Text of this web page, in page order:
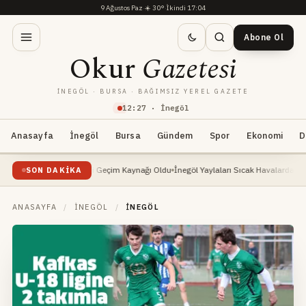
9 Ağustos Paz·☀️ 30°·İkindi 17:04
12 : 27· İnegöl
OkurGazetesi
İNEGÖL · BURSA · BAĞIMSIZ YEREL GAZETE
Abone Ol
Anasayfa İnegöl Bursa Gündem Spor Ekonomi
SON DAKIKA
Yeni Geçim Kaynağı Oldu İnegöl Yaylaları Sıcak Havalarda Doğa
ANASAYFA / İNEGÖL / İNEGÖL